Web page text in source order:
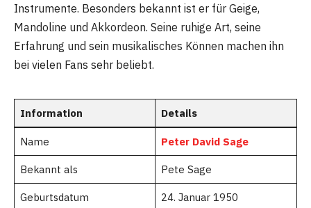
Instrumente. Besonders bekannt ist er für Geige,
Mandoline und Akkordeon. Seine ruhige Art, seine
Erfahrung und sein musikalisches Können machen ihn
bei vielen Fans sehr beliebt.
Information Details
Name Peter David Sage
Bekannt als Pete Sage
Geburtsdatum 24. Januar 1950